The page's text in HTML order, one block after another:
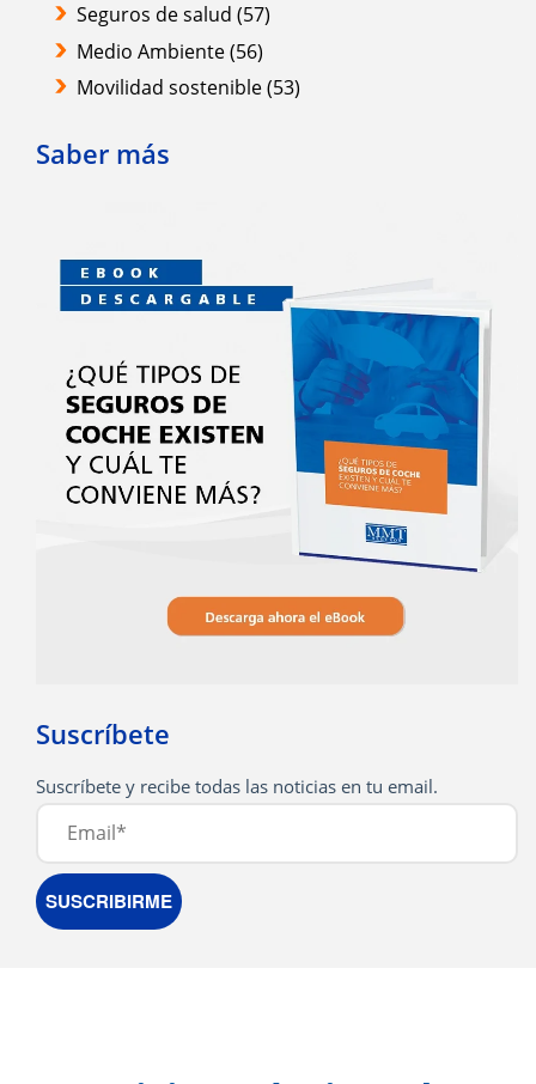
Seguros de salud (57)
Medio Ambiente(56)
Movilidad sostenible(53)
Saber más
Suscríbete